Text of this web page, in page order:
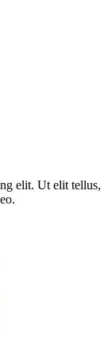
elit. Ut elit tellus,